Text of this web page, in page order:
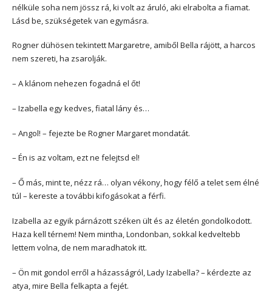
nélküle soha nem jössz rá, ki volt az áruló, aki elrabolta a fiamat.
Lásd be, szükségetek van egymásra.
Rogner dühösen tekintett Margaretre, amiből Bella rájött, a harcos
nem szereti, ha zsarolják.
– A klánom nehezen fogadná el őt!
– Izabella egy kedves, fiatal lány és…
– Angol! – fejezte be Rogner Margaret mondatát.
– Én is az voltam, ezt ne felejtsd el!
– Ő más, mint te, nézz rá… olyan vékony, hogy félő a telet sem élné
túl – kereste a további kifogásokat a férfi.
Izabella az egyik párnázott széken ült és az életén gondolkodott.
Haza kell térnem! Nem mintha, Londonban, sokkal kedveltebb
lettem volna, de nem maradhatok itt.
– Ön mit gondol erről a házasságról, Lady Izabella? – kérdezte az
atya, mire Bella felkapta a fejét.